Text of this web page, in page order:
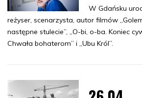
W Gdańsku
reżyser, scenarzysta, autor filmów
następne stulecie”, „O-bi, o-ba. Koniec
Chwała bohaterom” i „Ubu Król”.